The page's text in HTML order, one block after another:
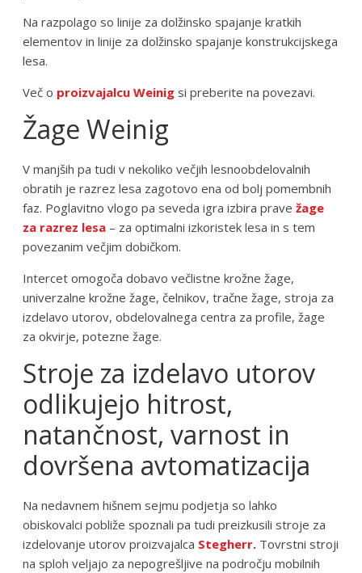
Na razpolago so linije za dolžinsko spajanje kratkih
elementov in linije za dolžinsko spajanje konstrukcijskega
lesa.
Več o proizvajalcu Weinig si preberite na povezavi.
Žage Weinig
V manjših pa tudi v nekoliko večjih lesnoobdelovalnih
obratih je razrez lesa zagotovo ena od bolj pomembnih
faz. Poglavitno vlogo pa seveda igra izbira pravežage
za razrez lesa – za optimalni izkoristek lesa in s tem
povezanim večjim dobičkom.
Intercet omogoča dobavo večlistne krožne žage,
univerzalne krožne žage, čelnikov, tračne žage, stroja za
izdelavo utorov, obdelovalnega centra za profile, žage
za okvirje, potezne žage.
Stroje za izdelavo utorov
odlikujejo hitrost,
natančnost, varnost in
dovršena avtomatizacija
Na nedavnem hišnem sejmu podjetja so lahko
obiskovalci pobliže spoznali pa tudi preizkusili stroje za
izdelovanje utorov proizvajalca Stegherr. Tovrstni stroji
na sploh veljajo za nepogrešljive na področju mobilnih